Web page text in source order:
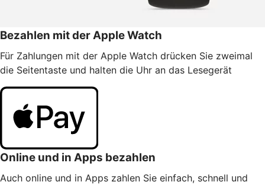
Bezahlen mit der Apple Watch
Für Zahlungen mit der Apple Watch drücken Sie zweimal
die Seitentaste und halten die Uhr an das Lesegerät
Online und in Apps bezahlen
Auch online und in Apps zahlen Sie einfach, schnell und